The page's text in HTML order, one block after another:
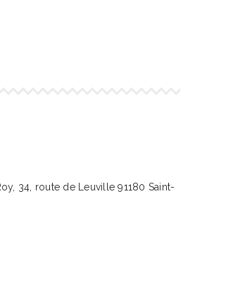
34, route de Leuville 91180 Saint-